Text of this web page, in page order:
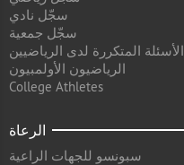
سجّل نادي
سجّل جمعية
الأسئلة المتكررة لدى الرياضيين
الرياضيون الأولمبيون
College Athletes
الرعاة
سبونسو للجهات الراعية